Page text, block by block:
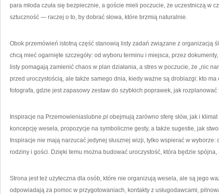
para młoda czuła się bezpiecznie, a goście mieli poczucie, że uczestniczą w
sztuczność — raczej o to, by dobrać słowa, które brzmią naturalnie.
Obok przemówień istotną część stanowią listy zadań związane z organizacją
chcą mieć ogarnięte szczegóły: od wyboru terminu i miejsca, przez
listy pomagają zamienić chaos w plan działania, a stres w poczucie, że „nic
przed uroczystością, ale także samego dnia, kiedy ważne są drobiazgi: kto
fotografa, gdzie jest zapasowy zestaw do szybkich poprawek, jak
Inspiracje na Przemowieniaslubne.pl obejmują zarówno sferę słów, jak i klimat
koncepcję wesela, propozycje na symboliczne gesty, a także sugestie, jak
Inspiracje nie mają narzucać jedynej słusznej wizji, tylko wspierać w wyborze:
rodziny i gości. Dzięki temu można budować uroczystość, która będzie
Strona jest też użyteczna dla osób, które nie organizują wesela, ale są jego
odpowiadają za pomoc w przygotowaniach, kontakty z usługodawcami,